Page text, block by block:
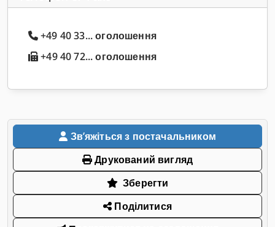
+49 40 33... оголошення
+49 40 72... оголошення
Звʼяжіться з постачальником
Друкований вигляд
Зберегти
Поділитися